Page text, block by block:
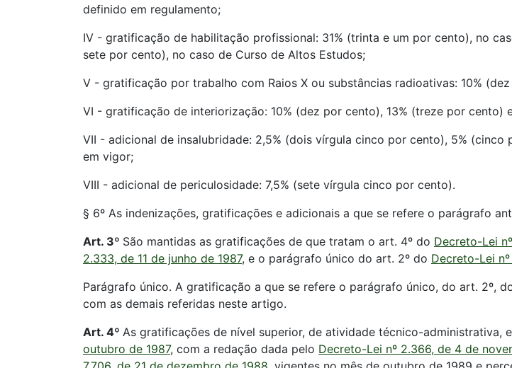
definido em regulamento;
IV - gratificação de habilitação profissional: 31% (trinta e um por cento), no
sete por cento), no caso de Curso de Altos Estudos;
V - gratificação por trabalho com Raios X ou substâncias radioativas: 10%
VI - gratificação de interiorização: 10% (dez por cento), 13% (treze por cento)
VII - adicional de insalubridade: 2,5% (dois vírgula cinco por cento), 5%
em vigor;
VIII - adicional de periculosidade: 7,5% (sete vírgula cinco por cento).
§ 6º As indenizações, gratificações e adicionais a que se refere o parágrafo
Art. 3º São mantidas as gratificações de que tratam o art. 4º do Decreto-Lei
2.333, de 11 de junho de 1987, e o parágrafo único do art. 2º do Decreto-Lei
Parágrafo único. A gratificação a que se refere o parágrafo único, do art. 2º,
com as demais referidas neste artigo.
Art. 4º As gratificações de nível superior, de atividade técnico-administrativa,
outubro de 1987, com a redação dada pelo Decreto-Lei nº 2.366, de 4 de